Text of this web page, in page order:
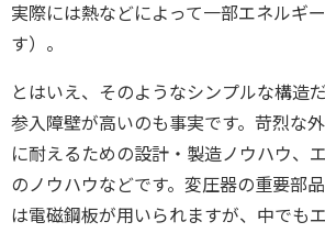
実際には熱などによって一部エネルギ
す）。
とはいえ、そのようなシンプルな構造
参入障壁が高いのも事実です。苛烈な
に耐えるための設計・製造ノウハウ、
のノウハウなどです。変圧器の重要部
は電磁鋼板が用いられますが、中でも